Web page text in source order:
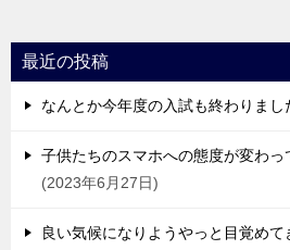
最近の投稿
なんとか今年度の入試も終わりまし
子供たちのスマホへの態度が変わ
2023年6月27日
良い気候になりようやっと目覚めて